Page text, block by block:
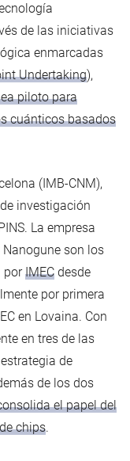
de las iniciativas
enmarcadas
Undertaking),
piloto para
cuánticos basados
(IMB-CNM),
investigación
La empresa
son los
porIMEC desde
por primera
en Lovaina. Con
en tres de las
de
de los dos
el papel del
chips.